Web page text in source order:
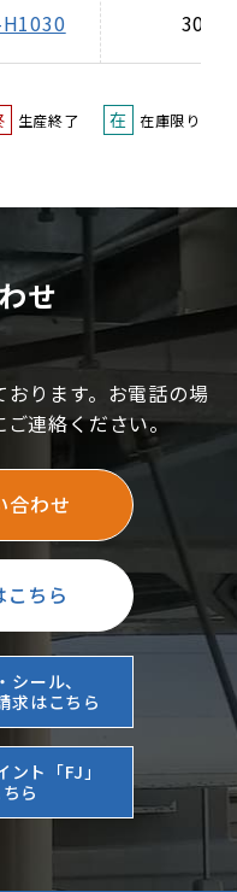
H1030
生産終了 在 在庫限り
せ
ります。お電話の場
連絡ください。
合わせ
ちら
ール、
求はこちら
ト「FJ」
ら